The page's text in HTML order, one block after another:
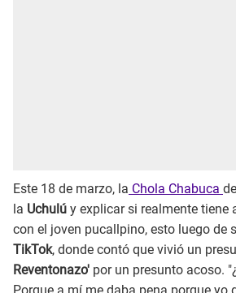
Este 18 de marzo, la Chola Chabuca
la Uchulú y explicar si realmente tiene
con el joven pucallpino, esto luego de
TikTok, donde contó que vivió un
Reventonazo' por un presunto acoso.
Porque a mí me daba pena porque yo